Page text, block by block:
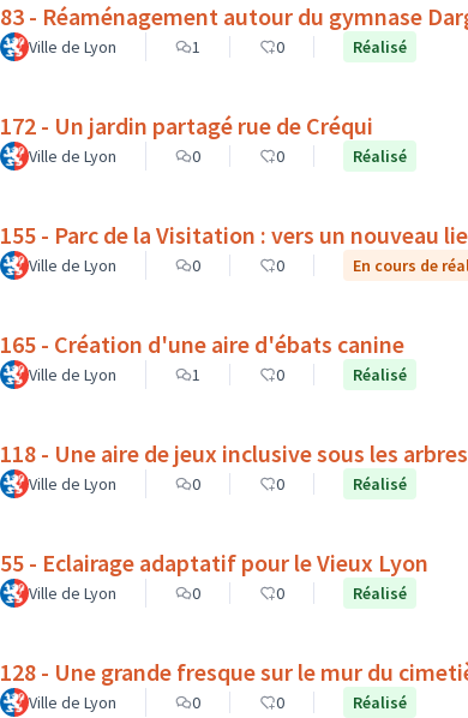
83 - Réaménagement autour du gymnase
Ville de Lyon 1 0 Réalisé
172 - Un jardin partagé rue de Créqui
Ville de Lyon 0 0 Réalisé
155 - Parc de la Visitation : vers un nouveau
Ville de Lyon 0 0 En cours de
165 - Création d'une aire d'ébats canine
Ville de Lyon 1 0 Réalisé
118 - Une aire de jeux inclusive sous les
Ville de Lyon 0 0 Réalisé
55 - Eclairage adaptatif pour le Vieux Lyon
Ville de Lyon 0 0 Réalisé
128 - Une grande fresque sur le mur du
Ville de Lyon 0 0 Réalisé